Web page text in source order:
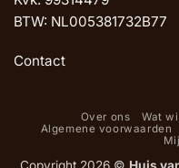
BTW: NL005381732B77
Contact
Over ons Wat
Algemene voorwaarden